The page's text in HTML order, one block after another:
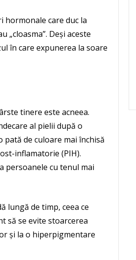
hormonale care duc la
„cloasma”. Deși aceste
în care expunerea la soare
tinere este acneea.
al pielii după o
pată de culoare mai închisă
inflamatorie (PIH).
persoanele cu tenul mai
lungă de timp, ceea ce
să se evite stoarcerea
și la o hiperpigmentare